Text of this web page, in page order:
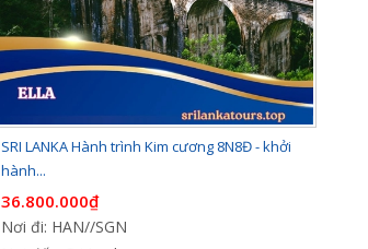
SRI LANKA Hành trình Kim cương 8N8Đ - khởi
hành...
36.800.000₫
Nơi đi: HAN//SGN